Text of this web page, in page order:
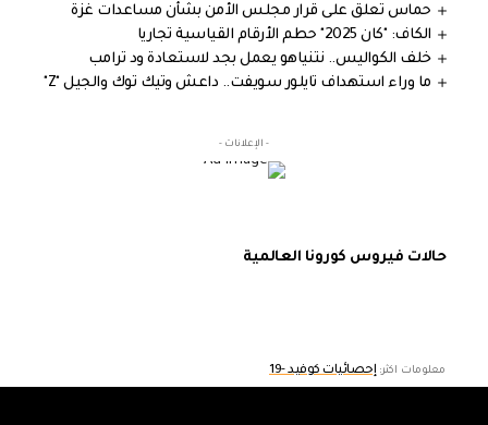
حماس تعلق على قرار مجلس الأمن بشأن مساعدات غزة
الكاف: "كان 2025" حطم الأرقام القياسية تجاريا
خلف الكواليس.. نتنياهو يعمل بجد لاستعادة ود ترامب
ما وراء استهداف تايلور سويفت.. داعش وتيك توك والجيل "Z"
- الإعلانات -
حالات فيروس كورونا العالمية
معلومات اكثر: إحصائيات كوفيد -19